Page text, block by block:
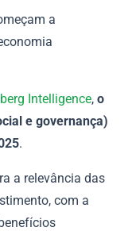
a
Intelligence, o
e governança)
.
a relevância das
com a